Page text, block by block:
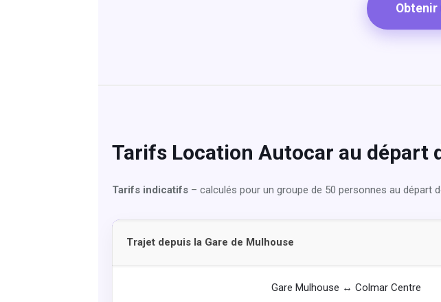
Obtenir
Tarifs Location Autocar au départ
Tarifs indicatifs – calculés pour un groupe de 50 personnes au départ
Trajet depuis la Gare de Mulhouse
Gare Mulhouse ↔ Colmar Centre